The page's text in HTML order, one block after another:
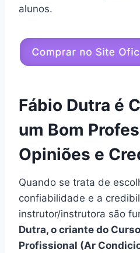
alunos.
Fábio Dutra é
um Bom
Opiniões e
Quando se trata de
confiabilidade e a
instrutor/instrutora são
Dutra, o criante do
Profissional (Ar